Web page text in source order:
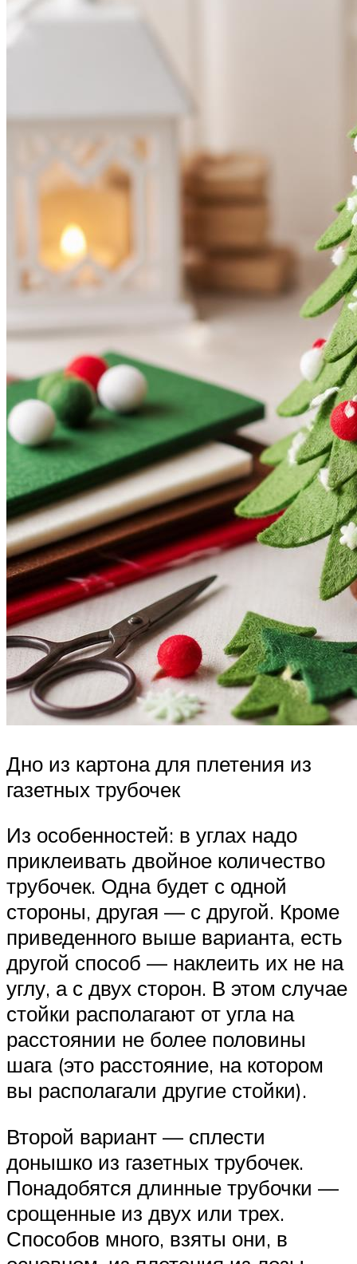
Дно из картона для плетения из
газетных трубочек
Из особенностей: в углах надо
приклеивать двойное количество
трубочек. Одна будет с одной
стороны, другая — с другой. Кроме
приведенного выше варианта, есть
другой способ — наклеить их не на
углу, а с двух сторон. В этом случае
стойки располагают от угла на
расстоянии не более половины
шага (это расстояние, на котором
вы располагали другие стойки).
Второй вариант — сплести
донышко из газетных трубочек.
Понадобятся длинные трубочки —
срощенные из двух или трех.
Способов много, взяты они, в